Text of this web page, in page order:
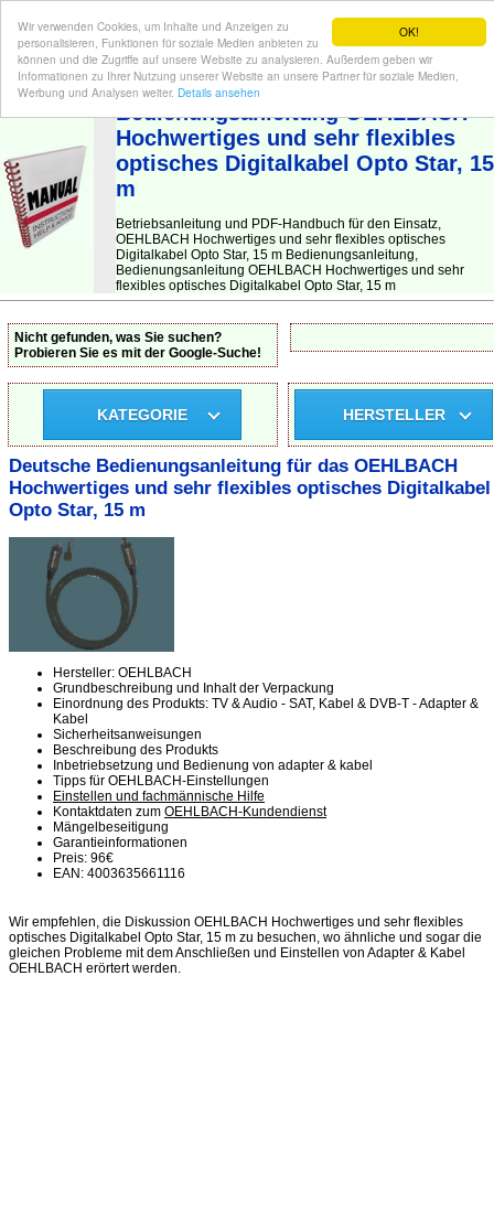
OK!
Wir verwenden Cookies, um Inhalte und Anzeigen zu
personalisieren, Funktionen für soziale Medien anbieten zu
können und die Zugriffe auf unsere Website zu analysieren. Außerdem geben wir
Informationen zu Ihrer Nutzung unserer Website an unsere Partner für soziale Medien,
Werbung und Analysen weiter. Details ansehen
BEDIENUNGSANLEITUNG| Hier finden Sie die deutsche Anleitung!
Bedienungsanleitung OEHLBACH
Hochwertiges und sehr flexibles
optisches Digitalkabel Opto Star, 15
m
Betriebsanleitung und PDF-Handbuch für den Einsatz,
OEHLBACH Hochwertiges und sehr flexibles optisches
Digitalkabel Opto Star, 15 m Bedienungsanleitung,
Bedienungsanleitung OEHLBACH Hochwertiges und sehr
flexibles optisches Digitalkabel Opto Star, 15 m
Nicht gefunden, was Sie suchen?
Probieren Sie es mit der Google-Suche!
KATEGORIE HERSTELLER
Deutsche Bedienungsanleitung für das OEHLBACH
Hochwertiges und sehr flexibles optisches Digitalkabel
Opto Star, 15 m
Hersteller: OEHLBACH
Grundbeschreibung und Inhalt der Verpackung
Einordnung des Produkts: TV & Audio - SAT, Kabel & DVB-T - Adapter &
Kabel
Sicherheitsanweisungen
Beschreibung des Produkts
Inbetriebsetzung und Bedienung von adapter & kabel
Tipps für OEHLBACH-Einstellungen
Einstellen und fachmännische Hilfe
Kontaktdaten zum OEHLBACH-Kundendienst
Mängelbeseitigung
Garantieinformationen
Preis: 96€
EAN: 4003635661116
Wir empfehlen, die Diskussion OEHLBACH Hochwertiges und sehr flexibles
optisches Digitalkabel Opto Star, 15 m zu besuchen, wo ähnliche und sogar die
gleichen Probleme mit dem Anschließen und Einstellen von Adapter & Kabel
OEHLBACH erörtert werden.